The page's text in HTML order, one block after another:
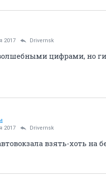
2017 Drivernsk
цифрами, но
2017 Drivernsk
взять-хоть на